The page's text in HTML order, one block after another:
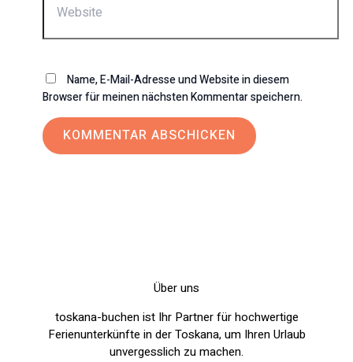
Name, E-Mail-Adresse und Website in diesem
Browser für meinen nächsten Kommentar speichern.
Über uns
toskana-buchen ist Ihr Partner für hochwertige
Ferienunterkünfte in der Toskana, um Ihren Urlaub
unvergesslich zu machen.